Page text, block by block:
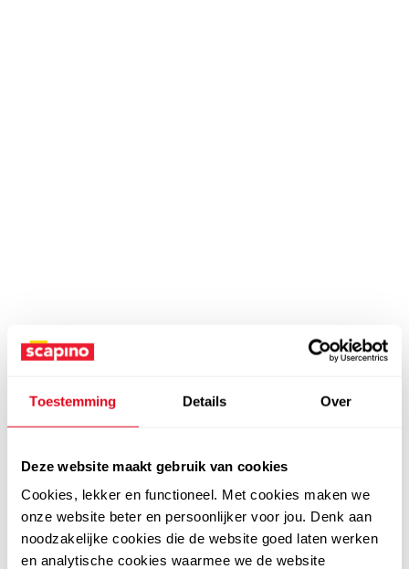
Toestemming Details Over
Deze website maakt gebruik van cookies
Cookies, lekker en functioneel. Met cookies maken we
onze website beter en persoonlijker voor jou. Denk aan
noodzakelijke cookies die de website goed laten werken
en analytische cookies waarmee we de website